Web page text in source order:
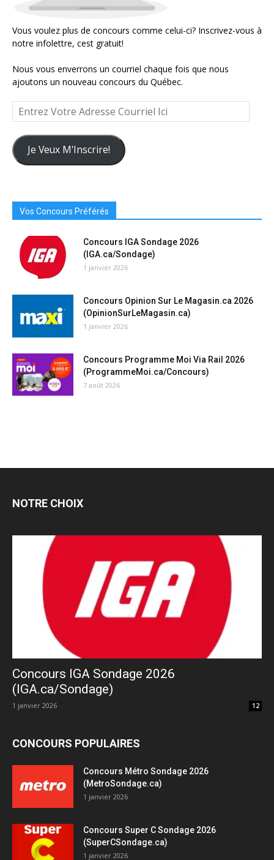
Vous voulez plus de concours comme celui-ci? Inscrivez-vous à
notre infolettre, cest gratuit!
Nous vous enverrons un courriel chaque fois que nous
ajoutons un nouveau concours du Québec.
Entrez
Votre
Adresse
Courriel
Ici
Je Veux M'Inscrire!
Vos Concours Préférés
Concours IGA Sondage 2026
(IGA.ca/Sondage)
1 janvier 2026
Concours Opinion Sur Le Magasin.ca 2026
(OpinionSurLeMagasin.ca)
1 janvier 2026
Concours Programme Moi Via Rail 2026
(ProgrammeMoi.ca/Concours)
7 août 2026
NOTRE CHOIX
Concours IGA Sondage 2026
(IGA.ca/Sondage)
1 janvier 2026 12
CONCOURS POPULAIRES
Concours Métro Sondage 2026
(MetroSondage.ca)
1 janvier 2026
Concours Super C Sondage 2026
(SuperCSondage.ca)
1 janvier 2026